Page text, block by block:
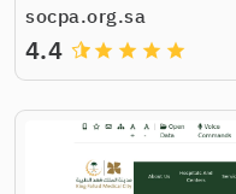
socpa.org.sa
grade
grade
grade
grade
4.4